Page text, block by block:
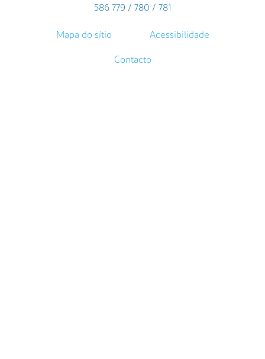
586 779 / 780 / 781
Mapa do sítio Acessibilidade
Contacto